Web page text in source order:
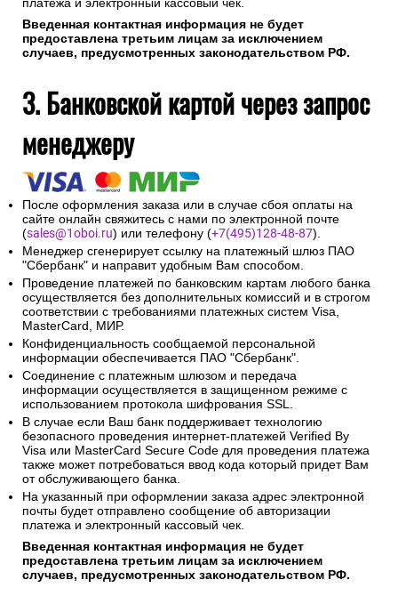
платежа и электронный кассовый чек.
Введенная контактная информация не будет
предоставлена третьим лицам за исключением
случаев, предусмотренных законодательством РФ.
3. Банковской картой через запрос
менеджеру
После оформления заказа или в случае сбоя оплаты на
сайте онлайн свяжитесь с нами по электронной почте
(sales@1oboi.ru) или телефону (+7(495)128-48-87).
Менеджер сгенерирует ссылку на платежный шлюз ПАО
"Сбербанк" и направит удобным Вам способом.
Проведение платежей по банковским картам любого банка
осуществляется без дополнительных комиссий и в строгом
соответствии с требованиями платежных систем Visa,
MasterCard, МИР.
Конфиденциальность сообщаемой персональной
информации обеспечивается ПАО "Сбербанк".
Соединение с платежным шлюзом и передача
информации осуществляется в защищенном режиме с
использованием протокола шифрования SSL.
В случае если Ваш банк поддерживает технологию
безопасного проведения интернет-платежей Verified By
Visa или MasterCard Secure Code для проведения платежа
также может потребоваться ввод кода который придет Вам
от обслуживающего банка.
На указанный при оформлении заказа адрес электронной
почты будет отправлено сообщение об авторизации
платежа и электронный кассовый чек.
Введенная контактная информация не будет
предоставлена третьим лицам за исключением
случаев, предусмотренных законодательством РФ.